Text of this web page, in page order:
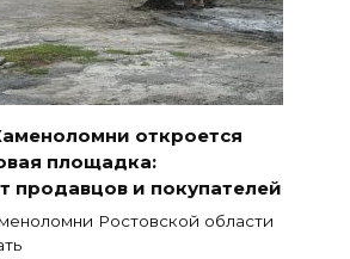
откроется
площадка:
продавцов и покупателей
Ростовской области